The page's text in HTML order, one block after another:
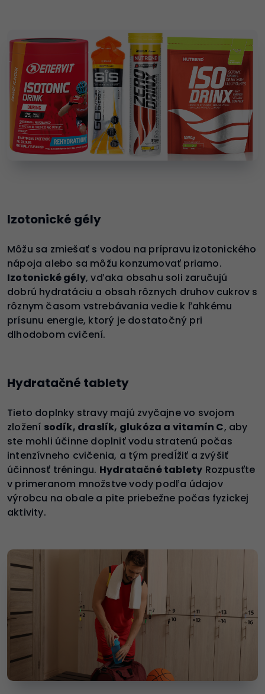
Izotonické gély
Môžu sa zmiešať s vodou na prípravu izotonického
nápoja alebo sa môžu konzumovať priamo.
Izotonické gély, vďaka obsahu soli zaručujú
dobrú hydratáciu a obsah rôznych druhov cukrov s
rôznym časom vstrebávania vedie k ľahkému
prísunu energie, ktorý je dostatočný pri
dlhodobom cvičení.
Hydratačné tablety
Tieto doplnky stravy majú zvyčajne vo svojom
zložení sodík, draslík, glukóza a vitamín C, aby
ste mohli účinne doplniť vodu stratenú počas
intenzívneho cvičenia, a tým predĺžiť a zvýšiť
účinnosť tréningu. Hydratačné tablety Rozpusťte
v primeranom množstve vody podľa údajov
výrobcu na obale a pite priebežne počas fyzickej
aktivity.